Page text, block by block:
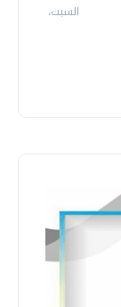
السبت، 18 يوليو 2026 09:22 ص